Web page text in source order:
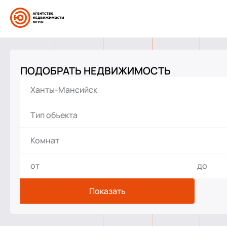
ПОДОБРАТЬ НЕДВИЖИМОСТЬ
Жилая
Коммерческая
Показать